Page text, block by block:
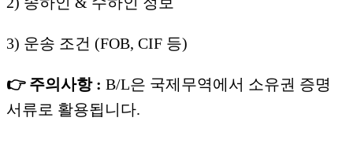
3) 운송 조건 (FOB, CIF 등)
👉 주의사항 : B/L은 국제무역에서 소유권 증명
서류로 활용됩니다.